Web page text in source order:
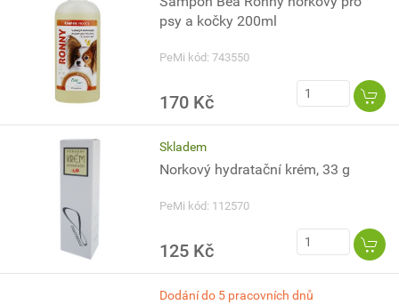
psy a kočky 200ml
PeMi kód: 743550
170 Kč
Skladem
Norkový hydratační krém, 33 g
PeMi kód: 112570
125 Kč
Dodání do 5 pracovních dnů